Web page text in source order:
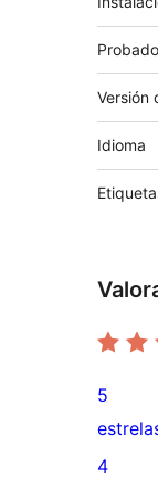
Versión
Idioma
3
5
4